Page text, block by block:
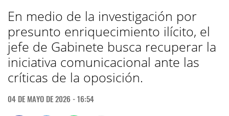
En medio de la investigación por
presunto enriquecimiento ilícito, el
jefe de Gabinete busca recuperar la
iniciativa comunicacional ante las
críticas de la oposición.
04 DE MAYO DE 2026 - 16:54